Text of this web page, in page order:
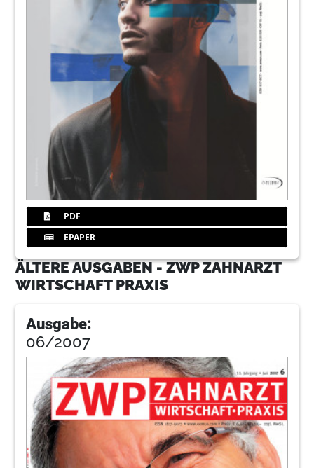
PDF
EPAPER
ÄLTERE AUSGABEN - ZWP ZAHNARZT
WIRTSCHAFT PRAXIS
Ausgabe:
06/2007